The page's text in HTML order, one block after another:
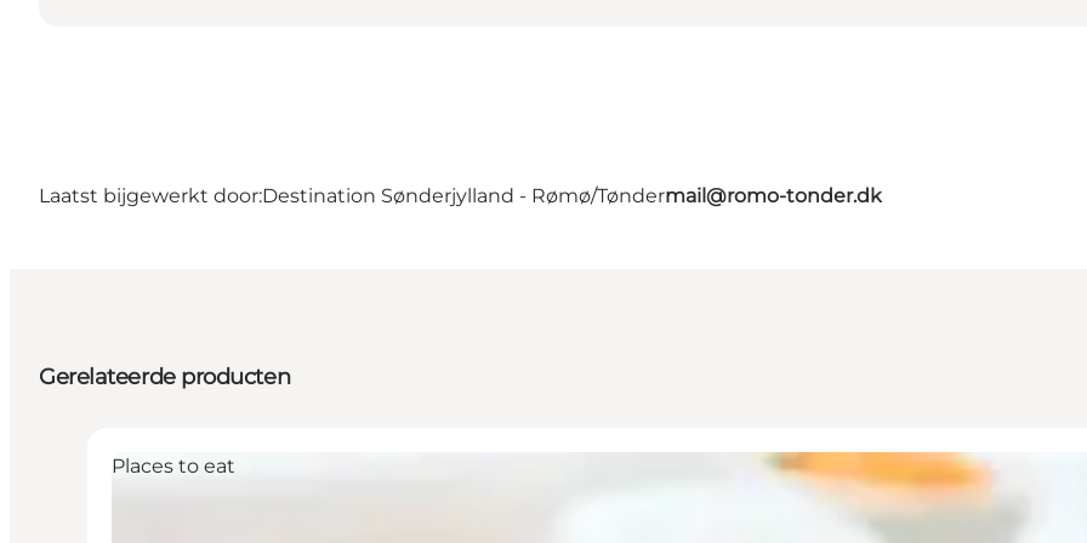
Laatst bijgewerkt door:Destination Sønderjylland - Rømø/Tøndermail@romo-tonder.dk
Gerelateerde producten
Places to eat